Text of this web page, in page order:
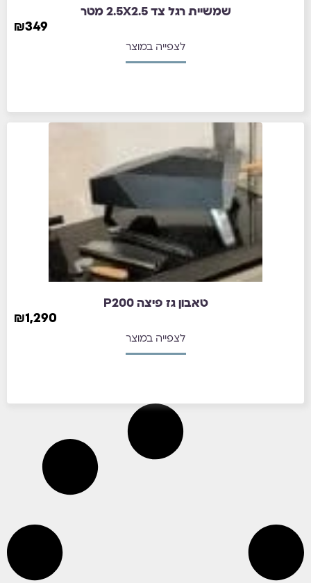
שמשיית רגל צד 2.5X2.5 מטר
₪349
לצפייה במוצר
טאבון גז פיצה P200
₪1,290
לצפייה במוצר